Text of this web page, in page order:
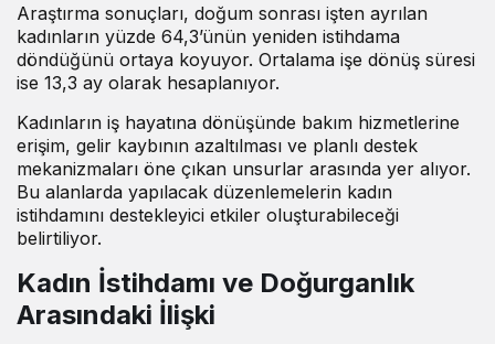
Araştırma sonuçları, doğum sonrası işten ayrılan
kadınların yüzde 64,3’ünün yeniden istihdama
döndüğünü ortaya koyuyor. Ortalama işe dönüş süresi
ise 13,3 ay olarak hesaplanıyor.
Kadınların iş hayatına dönüşünde bakım hizmetlerine
erişim, gelir kaybının azaltılması ve planlı destek
mekanizmaları öne çıkan unsurlar arasında yer alıyor.
Bu alanlarda yapılacak düzenlemelerin kadın
istihdamını destekleyici etkiler oluşturabileceği
belirtiliyor.
Kadın İstihdamı ve Doğurganlık
Arasındaki İlişki